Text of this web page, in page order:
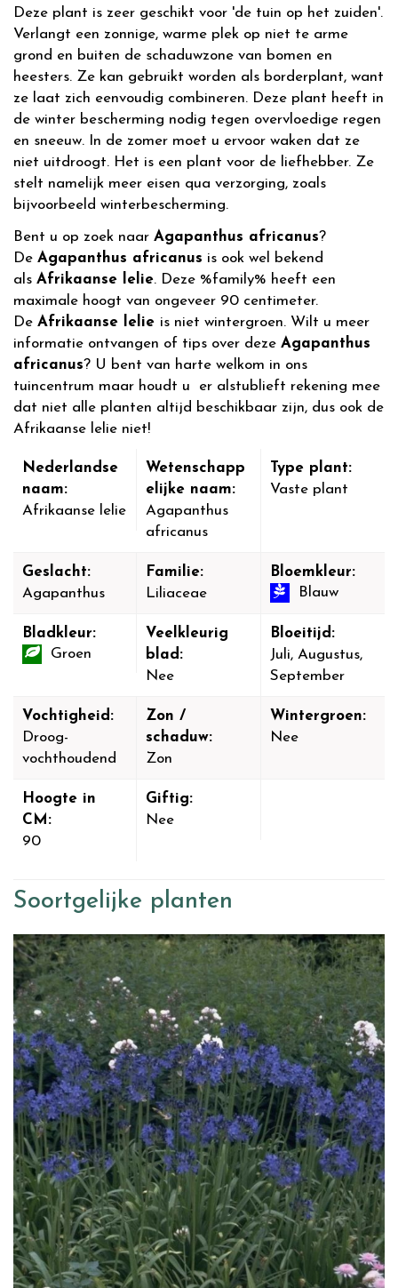
Deze plant is zeer geschikt voor 'de tuin op het zuiden'.
Verlangt een zonnige, warme plek op niet te arme
grond en buiten de schaduwzone van bomen en
heesters. Ze kan gebruikt worden als borderplant, want
ze laat zich eenvoudig combineren. Deze plant heeft in
de winter bescherming nodig tegen overvloedige regen
en sneeuw. In de zomer moet u ervoor waken dat ze
niet uitdroogt. Het is een plant voor de liefhebber. Ze
stelt namelijk meer eisen qua verzorging, zoals
bijvoorbeeld winterbescherming.
Bent u op zoek naar Agapanthus africanus?
De Agapanthus africanus is ook wel bekend
als Afrikaanse lelie. Deze %family% heeft een
maximale hoogt van ongeveer 90 centimeter.
De Afrikaanse lelie is niet wintergroen. Wilt u meer
informatie ontvangen of tips over deze Agapanthus
africanus? U bent van harte welkom in ons
tuincentrum maar houdt u er alstublieft rekening mee
dat niet alle planten altijd beschikbaar zijn, dus ook de
Afrikaanse lelie niet!
Nederlandse
naam:
Afrikaanse lelie
Wetenschapp
elijke naam:
Agapanthus
africanus
Type plant:
Vaste plant
Geslacht:
Agapanthus
Familie:
Liliaceae
Bloemkleur:
Blauw
Bladkleur:
Groen
Veelkleurig
blad:
Nee
Bloeitijd:
Juli, Augustus,
September
Vochtigheid:
Droog-
vochthoudend
Zon /
schaduw:
Zon
Wintergroen:
Nee
Hoogte in
CM:
90
Giftig:
Nee
Soortgelijke planten